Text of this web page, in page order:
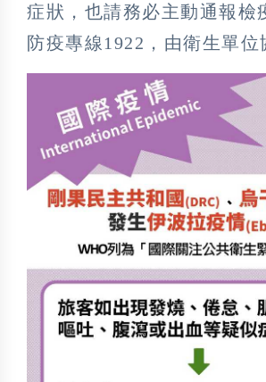
症狀，也請務必主動通報檢
防疫專線1922，由衛生單位